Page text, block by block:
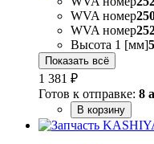
WVA номер
WVA номер
Высота 1 [мм]
Показать всё
1 381 ₽
Готов к отправке: 8
В корзину